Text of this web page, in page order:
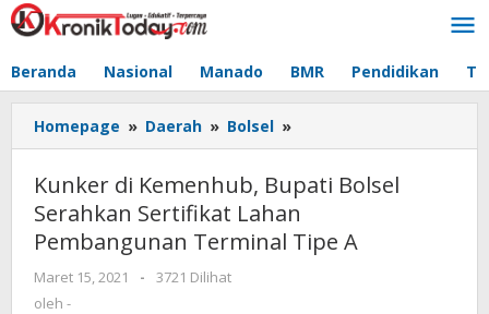
Lewati
ke
Beranda Nasional Manado BMR Pendidikan
Homepage » Daerah » Bolsel »
di
Kemenhub,
Bupati
Bolsel
Serahkan
Kunker di Kemenhub, Bupati Bolsel
Serahkan Sertifikat Lahan
Pembangunan Terminal Tipe A
Maret 15, 2021
oleh
-
3721 Dilihat
oleh -